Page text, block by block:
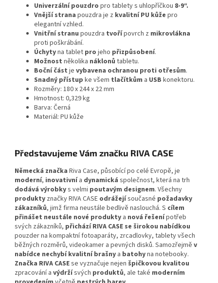
Univerzální pouzdro pro tablety s uhlopříčkou 8-9“.
Vnější strana pouzdra je z kvalitní PU kůže pro
elegantní vzhled.
Vnitřní stranu pouzdra tvořípovrch z mikrovlákna
proti poškrábání.
Úchytyna tablet pro jeho přizpůsobení.
Možnost několika náklonů tabletu.
Boční část je vybavena ochranou proti otřesům.
Snadný přístup ke všem tlačítkům a USB konektoru.
Rozměry: 180 x 244 x 22 mm
Hmotnost: 0,329 kg
Barva: Černá
Materiál: PU kůže
Představujeme Vám značku RIVA CASE
Německá značka Riva Case, působící po celé Evropě, je
moderní, inovativnía dynamická společnost, která na trh
dodává výrobkys velmi poutavým designem. Všechny
produkty značky RIVA CASE odrážejísoučasné požadavky
zákazníků, jimž firma neustále bedlivě naslouchá. S cílem
přinášet neustále nové produkty a nová řešenípotřeb
svých zákazníků, přichází RIVA CASE se širokou nabídkou
pouzder na kompaktní fotoaparáty, zrcadlovky, tablety všech
běžných rozměrů, videokamer a pevných disků. Samozřejmě v
nabídce nechybí kvalitní brašny a batohyna notebooky.
Značka RIVA CASEse vyznačuje nejen špičkovou kvalitou
zpracování a výdržísvých produktů, ale také moderním